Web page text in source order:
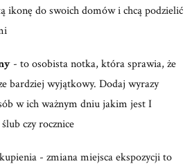
ikonę do swoich domów i chcą podzielić
- to osobista notka, która sprawia, że
bardziej wyjątkowy. Dodaj wyrazy
w ich ważnym dniu jakim jest I
czy rocznice
- zmiana miejsca ekspozycji to